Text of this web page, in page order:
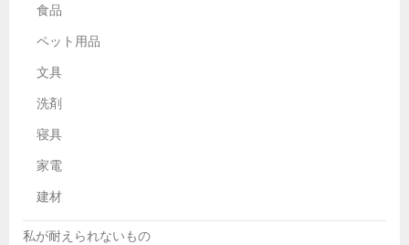
食品
ペット用品
文具
洗剤
寝具
家電
建材
私が耐えられないもの